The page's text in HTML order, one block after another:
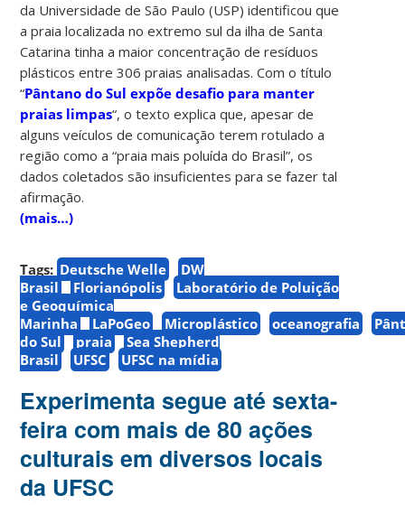
da Universidade de São Paulo (USP) identificou que
a praia localizada no extremo sul da ilha de Santa
Catarina tinha a maior concentração de resíduos
plásticos entre 306 praias analisadas. Com o título
“Pântano do Sul expõe desafio para manter
praias limpas“, o texto explica que, apesar de
alguns veículos de comunicação terem rotulado a
região como a “praia mais poluída do Brasil”, os
dados coletados são insuficientes para se fazer tal
afirmação.
(mais…)
Tags: Deutsche Welle
DW
Brasil
Florianópolis
Laboratório de Poluição
e Geoquímica
Marinha
LaPoGeo Microplástico oceanografia
do Sul
praia
Sea Shepherd
Brasil
UFSC UFSC na mídia
Experimenta segue até sexta-
feira com mais de 80 ações
culturais em diversos locais
da UFSC